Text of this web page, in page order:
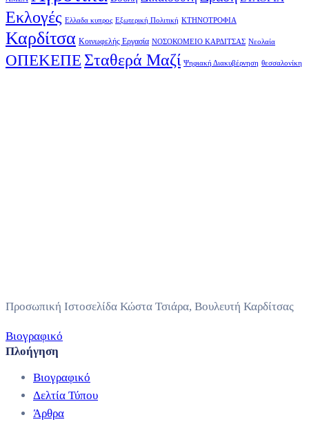
Εκλογές Ελλαδα κυπρος Εξωτερική Πολιτική ΚΤΗΝΟΤΡΟΦΙΑ
Καρδίτσα Κοινωφελής Εργασία ΝΟΣΟΚΟΜΕΙΟ ΚΑΡΔΙΤΣΑΣ Νεολαία
ΟΠΕΚΕΠΕ Σταθερά Μαζί Ψηφιακή Διακυβέρνηση θεσσαλονίκη
Προσωπική Ιστοσελίδα Κώστα Τσιάρα, Βουλευτή Καρδίτσας
Βιογραφικό
Πλοήγηση
Βιογραφικό
Δελτία Τύπου
Άρθρα